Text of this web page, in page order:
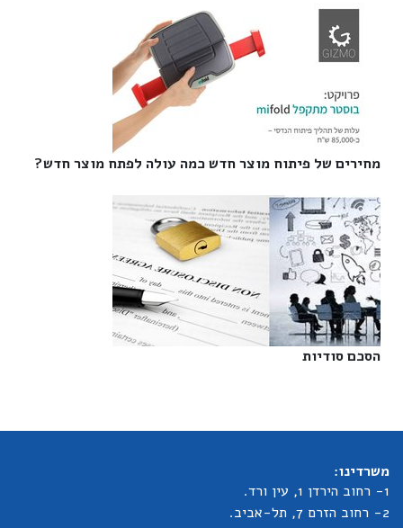
מחירים של פיתוח מוצר חדש כמה עולה לפתח מוצר חדש?‎
הסכם סודיות‎
משרדינו:
1- רחוב הירדן 1, עין ורד.
2- רחוב הזרם 7, תל-אביב.